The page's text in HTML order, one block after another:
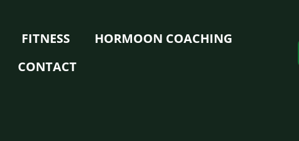
FITNESS
HORMOON COACHING
CONTACT